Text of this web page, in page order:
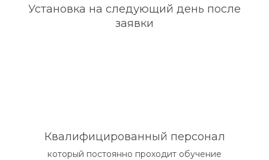
Установка на следующий день после
заявки
Квалифицированный персонал
который постоянно проходит обучение